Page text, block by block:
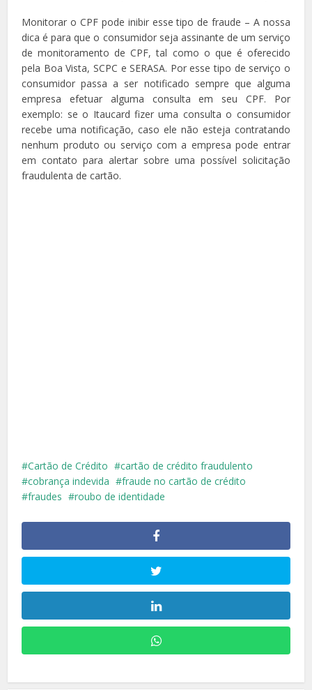
Monitorar o CPF pode inibir esse tipo de fraude – A nossa
dica é para que o consumidor seja assinante de um serviço
de monitoramento de CPF, tal como o que é oferecido
pela Boa Vista, SCPC e SERASA. Por esse tipo de serviço o
consumidor passa a ser notificado sempre que alguma
empresa efetuar alguma consulta em seu CPF. Por
exemplo: se o Itaucard fizer uma consulta o consumidor
recebe uma notificação, caso ele não esteja contratando
nenhum produto ou serviço com a empresa pode entrar
em contato para alertar sobre uma possível solicitação
fraudulenta de cartão.
Cartão de Crédito
cartão de crédito fraudulento
cobrança indevida
fraude no cartão de crédito
fraudes
roubo de identidade